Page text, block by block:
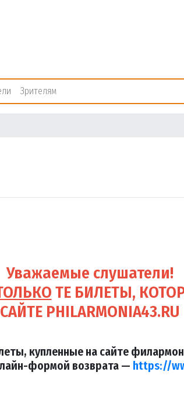
Зрителям
Уважаемые слушатели!
ТЕ БИЛЕТЫ,
САЙТЕ PHILARMONIA43.RU
купленные на сайте
формой возврата — https://